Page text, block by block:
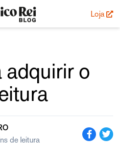
Loja
adquirir o
de leitura